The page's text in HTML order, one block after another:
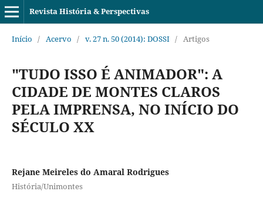
Revista História & Perspectivas
Início / Acervo / v. 27 n. 50 (2014): DOSSI / Artigos
"TUDO ISSO É ANIMADOR": A
CIDADE DE MONTES CLAROS
PELA IMPRENSA, NO INÍCIO DO
SÉCULO XX
Rejane Meireles do Amaral Rodrigues
História/Unimontes